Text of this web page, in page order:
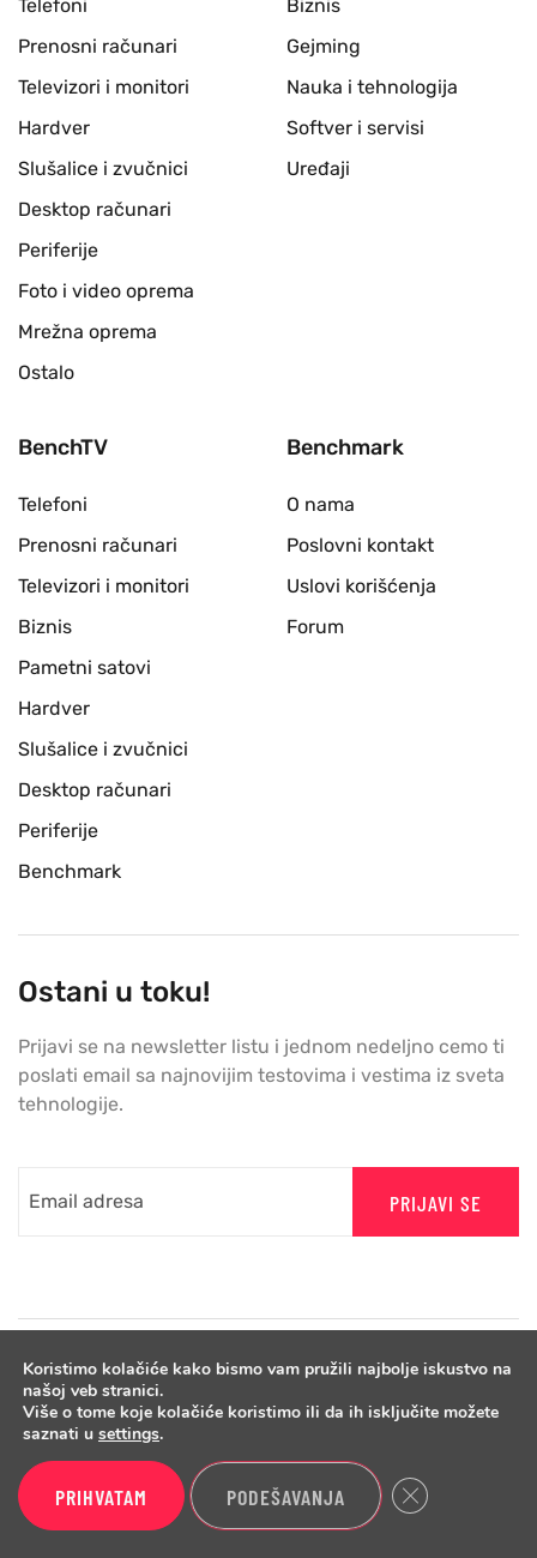
Telefoni
Prenosni računari
Televizori i monitori
Hardver
Slušalice i zvučnici
Desktop računari
Periferije
Foto i video oprema
Mrežna oprema
Ostalo
Biznis
Gejming
Nauka i tehnologija
Softver i servisi
Uređaji
BenchTV
Telefoni
Prenosni računari
Televizori i monitori
Biznis
Pametni satovi
Hardver
Slušalice i zvučnici
Desktop računari
Periferije
Benchmark
Benchmark
O nama
Poslovni kontakt
Uslovi korišćenja
Forum
Ostani u toku!
Prijavi se na newsletter listu i jednom nedeljno cemo ti
poslati email sa najnovijim testovima i vestima iz sveta
tehnologije.
PRIJAVI SE
Koristimo kolačiće kako bismo vam pružili najbolje iskustvo na
našoj veb stranici.
Više o tome koje kolačiće koristimo ili da ih isključite možete
saznati u settings.
PRIHVATAM PODEŠAVANJA Close GDPR